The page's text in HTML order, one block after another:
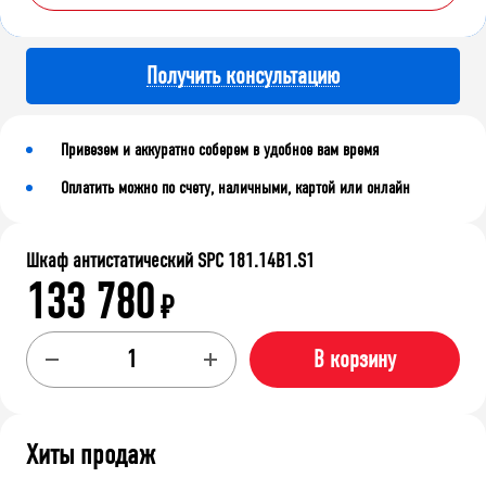
Получить консультацию
Привезем и аккуратно соберем в удобное вам время
Оплатить можно по счету, наличными, картой или онлайн
Шкаф антистатический SPC 181.14B1.S1
133 780₽
В корзину
Хиты продаж